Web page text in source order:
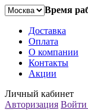
Время
Доставка
Оплата
О компании
Контакты
Акции
Личный кабинет
Авторизация Войти